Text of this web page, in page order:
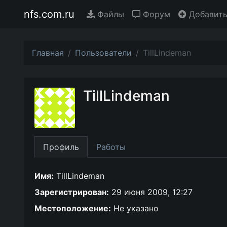
nfs.com.ru Файлы Форум
Главная Пользователи TillLindeman
TillLindeman
Профиль Работы
Имя: TillLindeman
Зарегистрирован: 29 июня 2009, 12:27
Местоположение: Не указано